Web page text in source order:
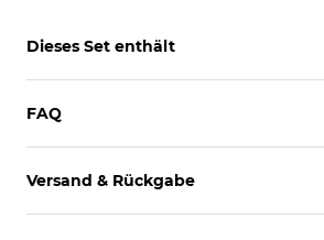
Dieses Set enthält
FAQ
Versand & Rückgabe